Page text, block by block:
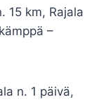
15 km, Rajala
–
n. 1 päivä,